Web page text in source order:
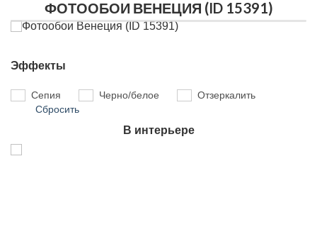
ФОТООБОИ ВЕНЕЦИЯ (ID 15391)
Эффекты
Сепия Черно/белое
Отзеркалить
Сбросить
В интерьере